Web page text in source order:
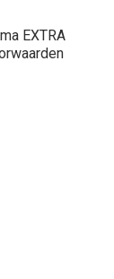
EXTRA